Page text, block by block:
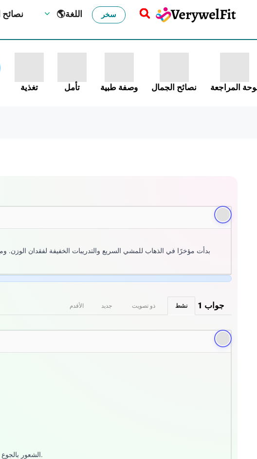
💅🏼 🌎اللغة سخر
تغذية تأمل وصفة طبية نصائح الجمال المراجعة
بدأت مؤخرًا في الذهاب للمشي السريع والتدريبات الخفيفة لفقدان الوزن.
1 جواب نشط ذو تصويت جديد الأقدم
الشعور بالجوع بعد التمرين أمر طبيعي، ولكن اختيارات الطعام الواعي يمكن أن تساعد في دعم أهداف اللياقة البدنية الخاصة بك.